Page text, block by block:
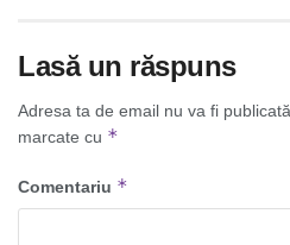
Lasă un răspuns
Adresa ta de email nu va fi
marcate cu *
Comentariu *